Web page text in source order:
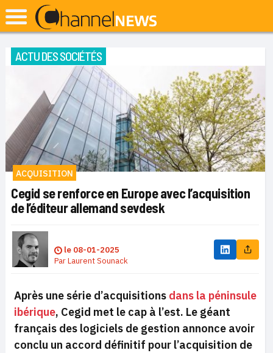
ACTU DES SOCIÉTÉS
ACQUISITION
Cegid se renforce en Europe avec l’acquisition
de l’éditeur allemand sevdesk
le 08-01-2025
ParLaurent Sounack
Après une série d’acquisitions dans la péninsule
ibérique, Cegid met le cap à l’est. Le géant
français des logiciels de gestion annonce avoir
conclu un accord définitif pour l’acquisition de